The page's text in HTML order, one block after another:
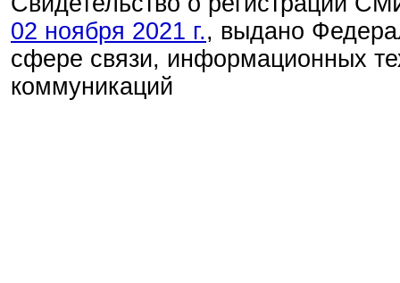
02 ноября 2021 г., выдано
сфере связи, информационных
коммуникаций